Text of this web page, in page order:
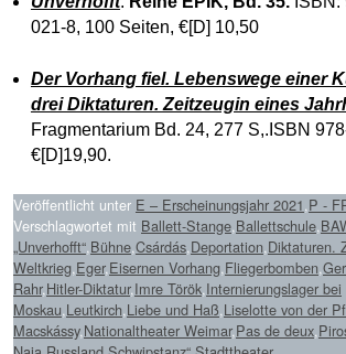
021-8, 100 Seiten, €[D] 10,50
Der Vorhang fiel. Lebenswege einer
drei Diktaturen. Zeitzeugin eines
Fragmentarium Bd. 24, 277 S,.ISBN
€[D]19,90.
Veröffentlicht unter E – Erscheinungsjahr 2021,P -
Verschlagwortet mit Ballett-Stange,Ballettschule,
„Unverhofft“,Bühne,Csárdás,Deportation,Diktaturen.
Weltkrieg,Eger,Eisernen Vorhang,Fliegerbomben,
Rahr,Hitler-Diktatur,Imre Török,Internierungslager bei
Moskau,Leutkirch,Liebe und Haß,Liselotte von der
Macskássy,Nationaltheater Weimar,Pas de deux,